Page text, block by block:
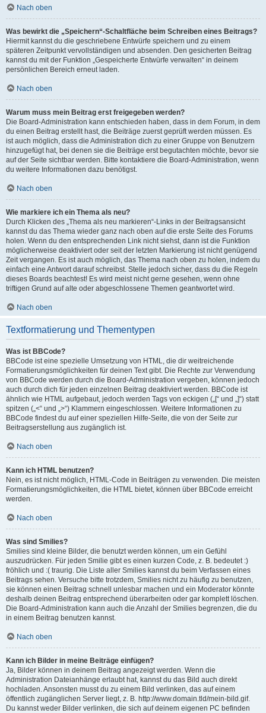
Nach oben
Was bewirkt die „Speichern“-Schaltfläche beim Schreiben eines Beitrags?
Hiermit kannst du die geschriebene Entwürfe speichern und zu einem
späteren Zeitpunkt vervollständigen und absenden. Den gesicherten Beitrag
kannst du mit der Funktion „Gespeicherte Entwürfe verwalten“ in deinem
persönlichen Bereich erneut laden.
Nach oben
Warum muss mein Beitrag erst freigegeben werden?
Die Board-Administration kann entschieden haben, dass in dem Forum, in dem
du einen Beitrag erstellt hast, die Beiträge zuerst geprüft werden müssen. Es
ist auch möglich, dass die Administration dich zu einer Gruppe von Benutzern
hinzugefügt hat, bei denen sie die Beiträge erst begutachten möchte, bevor sie
auf der Seite sichtbar werden. Bitte kontaktiere die Board-Administration, wenn
du weitere Informationen dazu benötigst.
Nach oben
Wie markiere ich ein Thema als neu?
Durch Klicken des „Thema als neu markieren“-Links in der Beitragsansicht
kannst du das Thema wieder ganz nach oben auf die erste Seite des Forums
holen. Wenn du den entsprechenden Link nicht siehst, dann ist die Funktion
möglicherweise deaktiviert oder seit der letzten Markierung ist nicht genügend
Zeit vergangen. Es ist auch möglich, das Thema nach oben zu holen, indem du
einfach eine Antwort darauf schreibst. Stelle jedoch sicher, dass du die Regeln
dieses Boards beachtest! Es wird meist nicht gerne gesehen, wenn ohne
triftigen Grund auf alte oder abgeschlossene Themen geantwortet wird.
Nach oben
Textformatierung und Thementypen
Was ist BBCode?
BBCode ist eine spezielle Umsetzung von HTML, die dir weitreichende
Formatierungsmöglichkeiten für deinen Text gibt. Die Rechte zur Verwendung
von BBCode werden durch die Board-Administration vergeben, können jedoch
auch durch dich für jeden einzelnen Beitrag deaktiviert werden. BBCode ist
ähnlich wie HTML aufgebaut, jedoch werden Tags von eckigen („[“ und „]“) statt
spitzen („<“ und „>“) Klammern eingeschlossen. Weitere Informationen zu
BBCode findest du auf einer speziellen Hilfe-Seite, die von der Seite zur
Beitragserstellung aus zugänglich ist.
Nach oben
Kann ich HTML benutzen?
Nein, es ist nicht möglich, HTML-Code in Beiträgen zu verwenden. Die meisten
Formatierungsmöglichkeiten, die HTML bietet, können über BBCode erreicht
werden.
Nach oben
Was sind Smilies?
Smilies sind kleine Bilder, die benutzt werden können, um ein Gefühl
auszudrücken. Für jeden Smilie gibt es einen kurzen Code, z. B. bedeutet :)
fröhlich und :( traurig. Die Liste aller Smilies kannst du beim Verfassen eines
Beitrags sehen. Versuche bitte trotzdem, Smilies nicht zu häufig zu benutzen,
sie können einen Beitrag schnell unlesbar machen und ein Moderator könnte
deshalb deinen Beitrag entsprechend überarbeiten oder gar komplett löschen.
Die Board-Administration kann auch die Anzahl der Smilies begrenzen, die du
in einem Beitrag benutzen kannst.
Nach oben
Kann ich Bilder in meine Beiträge einfügen?
Ja, Bilder können in deinem Beitrag angezeigt werden. Wenn die
Administration Dateianhänge erlaubt hat, kannst du das Bild auch direkt
hochladen. Ansonsten musst du zu einem Bild verlinken, das auf einem
öffentlich zugänglichen Server liegt, z. B. http://www.domain.tld/mein-bild.gif.
Du kannst weder Bilder verlinken, die sich auf deinem eigenen PC befinden